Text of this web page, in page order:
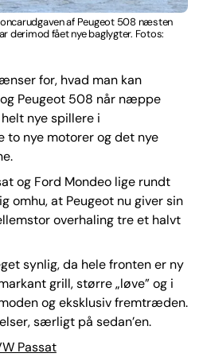
af Peugeot 508 næsten
derimod fået nye baglygter. Fotos:
for, hvad man kan
Peugeot 508 når næppe
nye spillere i
to nye motorer og det nye
og Ford Mondeo lige rundt
omhu, at Peugeot nu giver sin
overhaling tre et halvt
synlig, da hele fronten er ny
grill, større „løve” og i
og eksklusiv fremtræden.
særligt på sedan’en.
Passat